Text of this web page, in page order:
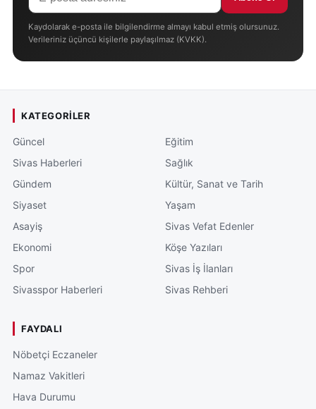
Kaydolarak e-posta ile bilgilendirme almayı kabul etmiş olursunuz.
Verileriniz üçüncü kişilerle paylaşılmaz (KVKK).
KATEGORILER
Güncel
Sivas Haberleri
Gündem
Siyaset
Asayiş
Ekonomi
Spor
Sivasspor Haberleri
Eğitim
Sağlık
Kültür, Sanat ve Tarih
Yaşam
Sivas Vefat Edenler
Köşe Yazıları
Sivas İş İlanları
Sivas Rehberi
FAYDALI
Nöbetçi Eczaneler
Namaz Vakitleri
Hava Durumu